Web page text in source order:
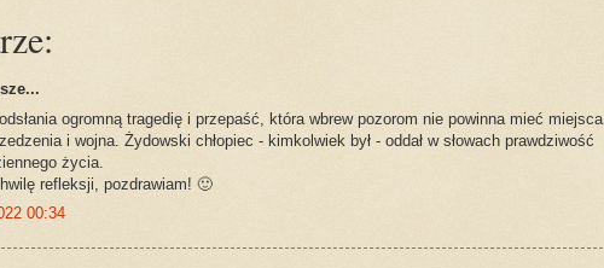
ogromną tragedię i przepaść, która wbrew pozorom nie powinna mieć miejsca,
i wojna. Żydowski chłopiec - kimkolwiek był - oddał w słowach prawdziwość
życia.
refleksji, pozdrawiam! 🙂
00:34